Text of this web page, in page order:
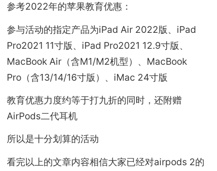
参考2022年的苹果教育优惠：
参与活动的指定产品为iPad Air 2022版、iPad
Pro2021 11寸版、iPad Pro2021 12.9寸版、
MacBook Air（含M1/M2机型）、MacBook
Pro（含13/14/16寸版）、iMac 24寸版
教育优惠力度约等于打九折的同时，还附赠
AirPods二代耳机
所以是十分划算的活动
看完以上的文章内容相信大家已经对airpods 2的